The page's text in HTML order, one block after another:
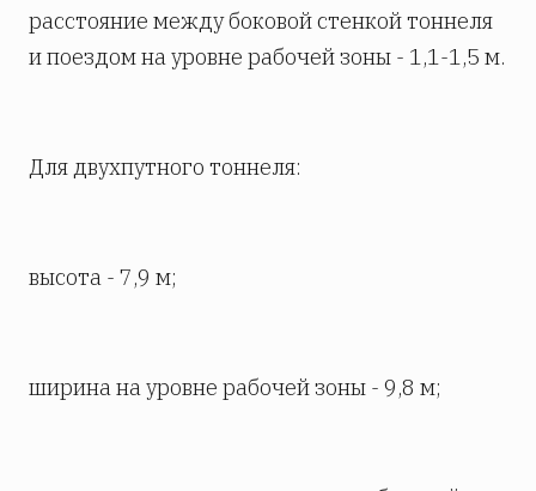
расстояние между боковой стенкой тоннеля
и поездом на уровне рабочей зоны - 1,1-1,5 м.
Для двухпутного тоннеля:
высота - 7,9 м;
ширина на уровне рабочей зоны - 9,8 м;